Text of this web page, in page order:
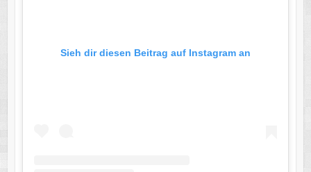
Sieh dir diesen Beitrag auf Instagram an